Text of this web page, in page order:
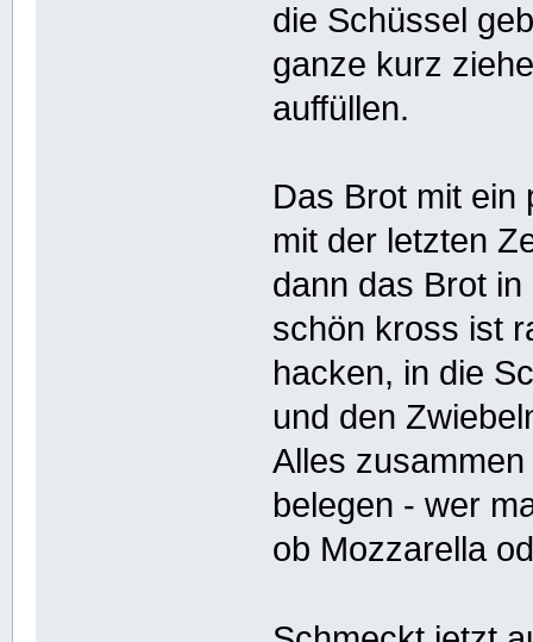
die Schüssel
ganze kurz
auffüllen.
Das Brot mit ein
mit der letzten
dann das Brot
schön kross ist
hacken, in die
und den
Alles
belegen - wer
ob Mozzarella